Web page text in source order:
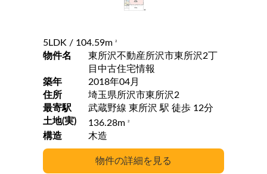
5LDK / 104.59m 2
物件名
東所沢不動産所沢市東所沢2丁
目中古住宅情報
築年
2018年04月
住所
埼玉県所沢市東所沢2
最寄駅
武蔵野線 東所沢 駅 徒歩 12分
土地(実)
136.28m 2
構造 木造